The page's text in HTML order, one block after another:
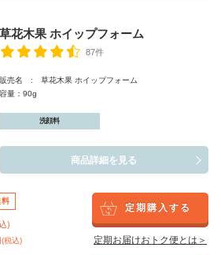
草花木果 ホイップフォーム
87件
販売名 : 草花木果 ホイップフォーム
容量：90g
洗顔料
商品詳細を見る
)
税込)
定期購入する
定期お届けおトク便とは＞